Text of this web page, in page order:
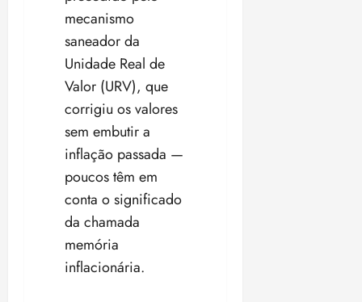
mecanismo
saneador da
Unidade Real de
Valor (URV), que
corrigiu os valores
sem embutir a
inflação passada —
poucos têm em
conta o significado
da chamada
memória
inflacionária.